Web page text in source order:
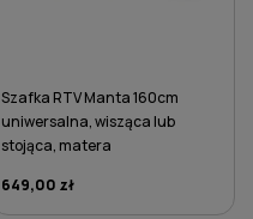
Szafka RTV Manta 160cm
uniwersalna, wisząca lub
stojąca, matera
649,00 zł